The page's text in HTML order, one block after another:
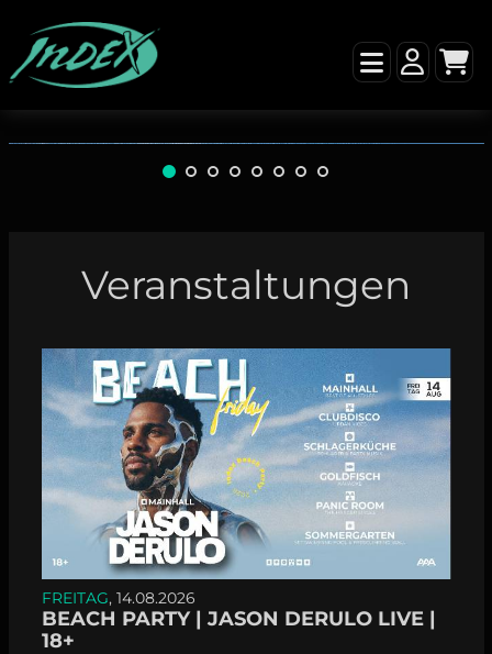
Veranstaltungen
FREITAG, 14.08.2026
BEACH PARTY | JASON DERULO LIVE |
18+